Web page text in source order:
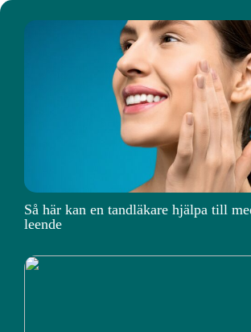
Så här kan en tandläkare hjälpa till
leende